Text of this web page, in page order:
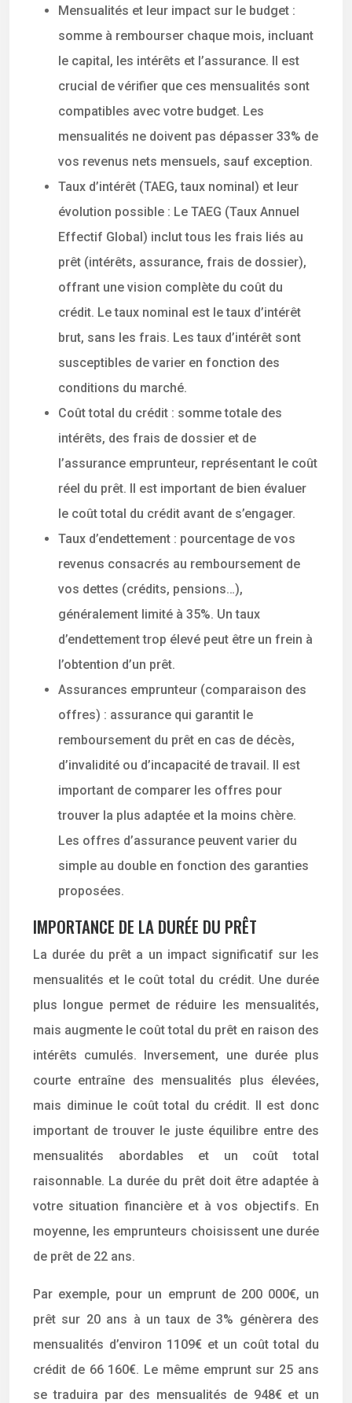
Mensualités et leur impact sur le budget :
somme à rembourser chaque mois, incluant
le capital, les intérêts et l’assurance. Il est
crucial de vérifier que ces mensualités sont
compatibles avec votre budget. Les
mensualités ne doivent pas dépasser 33% de
vos revenus nets mensuels, sauf exception.
Taux d’intérêt (TAEG, taux nominal) et leur
évolution possible : Le TAEG (Taux Annuel
Effectif Global) inclut tous les frais liés au
prêt (intérêts, assurance, frais de dossier),
offrant une vision complète du coût du
crédit. Le taux nominal est le taux d’intérêt
brut, sans les frais. Les taux d’intérêt sont
susceptibles de varier en fonction des
conditions du marché.
Coût total du crédit : somme totale des
intérêts, des frais de dossier et de
l’assurance emprunteur, représentant le coût
réel du prêt. Il est important de bien évaluer
le coût total du crédit avant de s’engager.
Taux d’endettement : pourcentage de vos
revenus consacrés au remboursement de
vos dettes (crédits, pensions…),
généralement limité à 35%. Un taux
d’endettement trop élevé peut être un frein à
l’obtention d’un prêt.
Assurances emprunteur (comparaison des
offres) : assurance qui garantit le
remboursement du prêt en cas de décès,
d’invalidité ou d’incapacité de travail. Il est
important de comparer les offres pour
trouver la plus adaptée et la moins chère.
Les offres d’assurance peuvent varier du
simple au double en fonction des garanties
proposées.
IMPORTANCE DE LA DURÉE DU PRÊT
La durée du prêt a un impact significatif sur les
mensualités et le coût total du crédit. Une durée
plus longue permet de réduire les mensualités,
mais augmente le coût total du prêt en raison des
intérêts cumulés. Inversement, une durée plus
courte entraîne des mensualités plus élevées,
mais diminue le coût total du crédit. Il est donc
important de trouver le juste équilibre entre des
mensualités abordables et un coût total
raisonnable. La durée du prêt doit être adaptée à
votre situation financière et à vos objectifs. En
moyenne, les emprunteurs choisissent une durée
de prêt de 22 ans.
Par exemple, pour un emprunt de 200 000€, un
prêt sur 20 ans à un taux de 3% génèrera des
mensualités d’environ 1109€ et un coût total du
crédit de 66 160€. Le même emprunt sur 25 ans
se traduira par des mensualités de 948€ et un